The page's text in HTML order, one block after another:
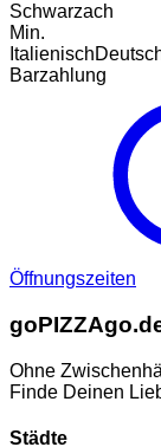
Schwarzach
Min.
Italienisch
Barzahlung
Öffnungszeiten
goPIZZA
Ohne
Finde Deinen
Städte